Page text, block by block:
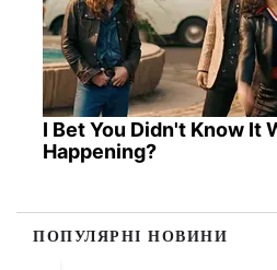
I Bet You Didn't Know It
Happening?
ПОПУЛЯРНІ НОВИНИ